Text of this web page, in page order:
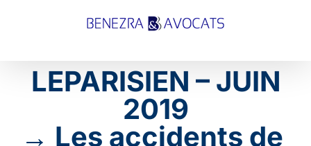
LEPARISIEN – JUIN
2019
→ Les accidents de